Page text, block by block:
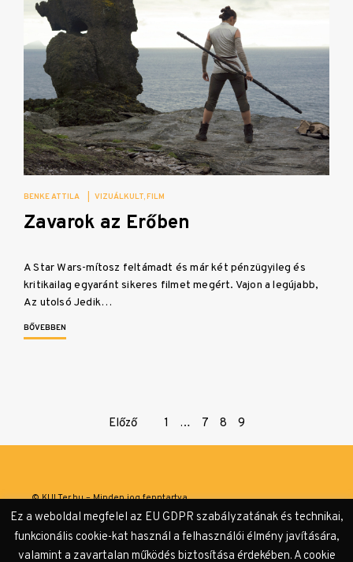
BENKE ATTILA VIZUÁLKULT FILM
Zavarok az Erőben
A Star Wars-mítosz feltámadt és már két pénzügyileg és
kritikailag egyaránt sikeres filmet megért. Vajon a legújabb,
Az utolsó Jedik…
BŐVEBBEN
Előző 1 … 7 8 9
© KULTer.hu – Minden jog fenntartva
Adatvédelmi tájékoztató
Ez a weboldal megfelel az EU GDPR szabályzatának és technikai,
funkcionális cookie-kat használ a felhasználói élmény javítására,
valamint a zavartalan működés biztosítása érdekében. A cookie